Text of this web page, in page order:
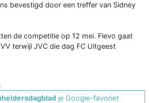
bevestigd door een treffer van Sidney
de competitie op 12 mei. Flevo gaat
terwijl JVC die dag FC Uitgeest
je Google-favoriet